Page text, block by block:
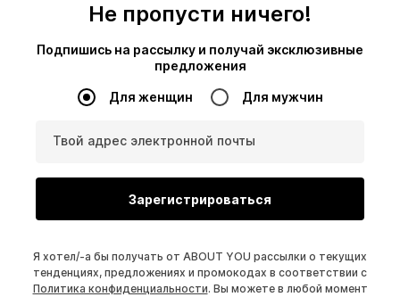
Не пропусти ничего!
Подпишись на рассылку и получай эксклюзивные
предложения
Для женщин Для мужчин
Твой адрес электронной почты
Зарегистрироваться
Я хотел/-а бы получать от ABOUT YOU рассылки о текущих
тенденциях, предложениях и промокодах в соответствии с
Политика конфиденциальности. Вы можете в любой момент